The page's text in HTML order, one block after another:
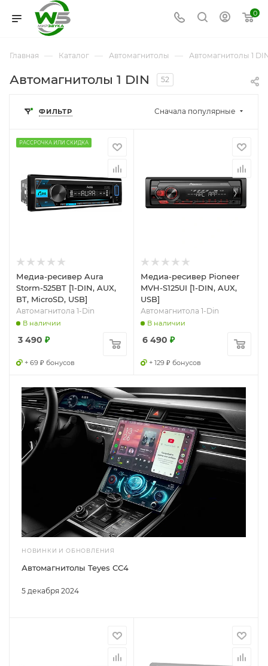
0
Главная — Каталог — Автомагнитолы — Автомагнитолы 1
Автомагнитолы 1 DIN 52
ФИЛЬТР Сначала популярные
РАССРОЧКА ИЛИ СКИДКА
Медиа-ресивер Aura
Storm-525BT [1-DIN, AUX,
BT, MicroSD, USB]
Автомагнитола 1-Din
В наличии
3 490 ₽
+ 69 ₽ бонусов
Медиа-ресивер Pioneer
MVH-S125UI [1-DIN, AUX,
USB]
Автомагнитола 1-Din
В наличии
6 490 ₽
+ 129 ₽ бонусов
НОВИНКИ И ОБНОВЛЕНИЯ
5 декабря 2024
Автомагнитолы Teyes CC4